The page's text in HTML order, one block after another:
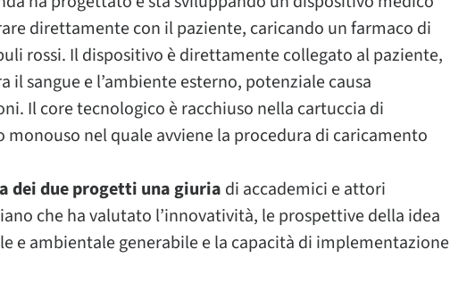
direttamente con il paziente, caricando un farmaco di
rossi. Il dispositivo è direttamente collegato al paziente,
sangue e l’ambiente esterno, potenziale causa
Il core tecnologico è racchiuso nella cartuccia di
nel quale avviene la procedura di caricamento
dei due progetti una giuria di accademici e attori
che ha valutato l’innovatività, le prospettive della idea
e ambientale generabile e la capacità di implementazione